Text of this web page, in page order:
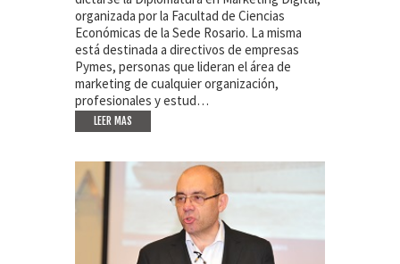
organizada por la Facultad de Ciencias
Económicas de la Sede Rosario. La misma
está destinada a directivos de empresas
Pymes, personas que lideran el área de
marketing de cualquier organización,
profesionales y estud…
LEER MAS